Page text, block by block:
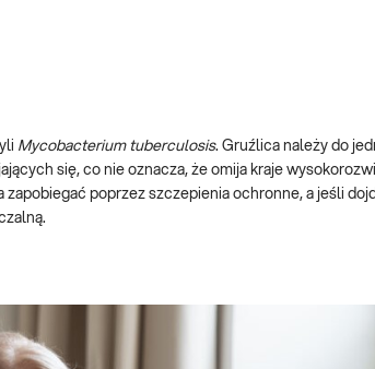
Mycobacterium tuberculosis. Gruźlica należy do
się, co nie oznacza, że omija kraje
poprzez szczepienia ochronne, a jeśli